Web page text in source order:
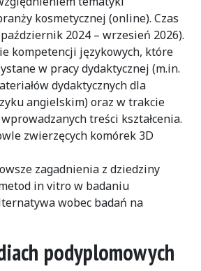
kosmetycznej (online). Czas
2024 – wrzesień 2026).
kompetencji językowych, które
w pracy dydaktycznej (m.in.
dydaktycznych dla
angielskim) oraz w trakcie
treści kształcenia.
zwierzęcych komórek 3D
zagadnienia z dziedziny
in vitro w badaniu
wobec badań na
podyplomowych